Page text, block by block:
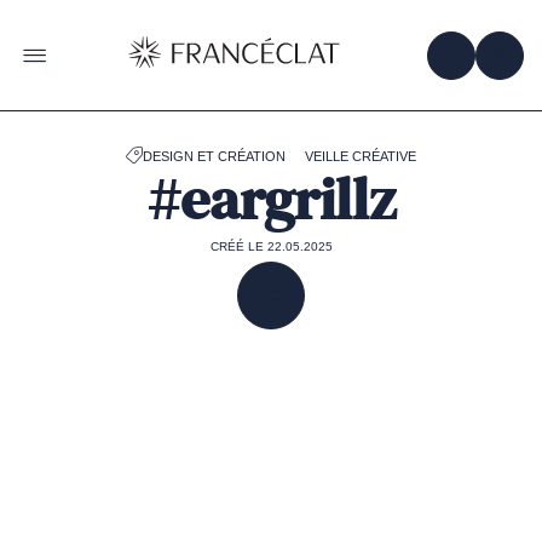
la
page
de
OBTENIR
DESIGN ET CRÉATION VEILLE CRÉATIVE
#eargrillz
CRÉÉ LE 22.05.2025
PARTAGER